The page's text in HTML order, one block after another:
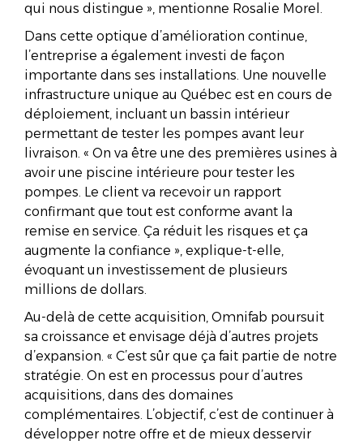
qui nous distingue », mentionne Rosalie Morel.
Dans cette optique d’amélioration continue,
l’entreprise a également investi de façon
importante dans ses installations. Une nouvelle
infrastructure unique au Québec est en cours de
déploiement, incluant un bassin intérieur
permettant de tester les pompes avant leur
livraison. « On va être une des premières usines à
avoir une piscine intérieure pour tester les
pompes. Le client va recevoir un rapport
confirmant que tout est conforme avant la
remise en service. Ça réduit les risques et ça
augmente la confiance », explique-t-elle,
évoquant un investissement de plusieurs
millions de dollars.
Au-delà de cette acquisition, Omnifab poursuit
sa croissance et envisage déjà d’autres projets
d’expansion. « C’est sûr que ça fait partie de notre
stratégie. On est en processus pour d’autres
acquisitions, dans des domaines
complémentaires. L’objectif, c’est de continuer à
développer notre offre et de mieux desservir